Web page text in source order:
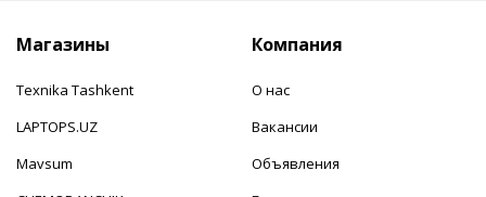
Магазины
Texnika Tashkent
LAPTOPS.UZ
Mavsum
Компания
О нас
Вакансии
Объявления